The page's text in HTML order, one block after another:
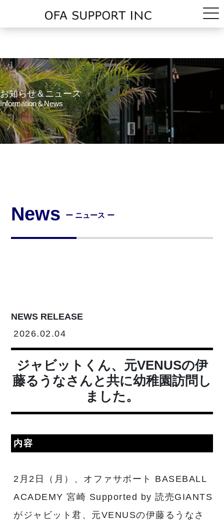
お知らせ＆ニュース
Information＆News
News ー ニュース ー
NEWS RELEASE
2026.02.04
ジャビットくん、元VENUSの伊
藤るうなさんと共に幼稚園訪問し
ました。
内容
2月2日（月）、オファサポート BASEBALL
ACADEMY 宮崎 Supported by 読売GIANTS
がジャビット君、元VENUSの伊藤るうなさ